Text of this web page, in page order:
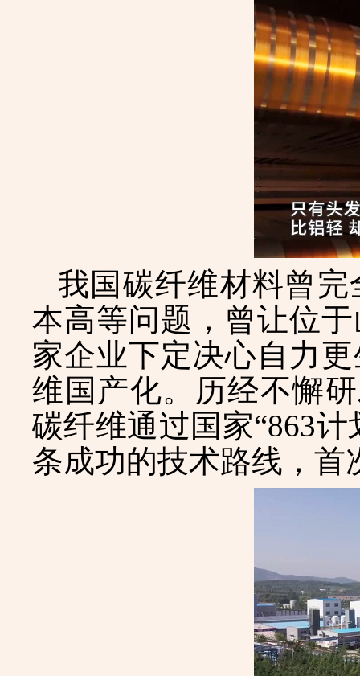
我国碳纤维材料曾
本高等问题，曾让位
家企业下定决心自力
维国产化。历经不懈
碳纤维通过国家“863
条成功的技术路线，首